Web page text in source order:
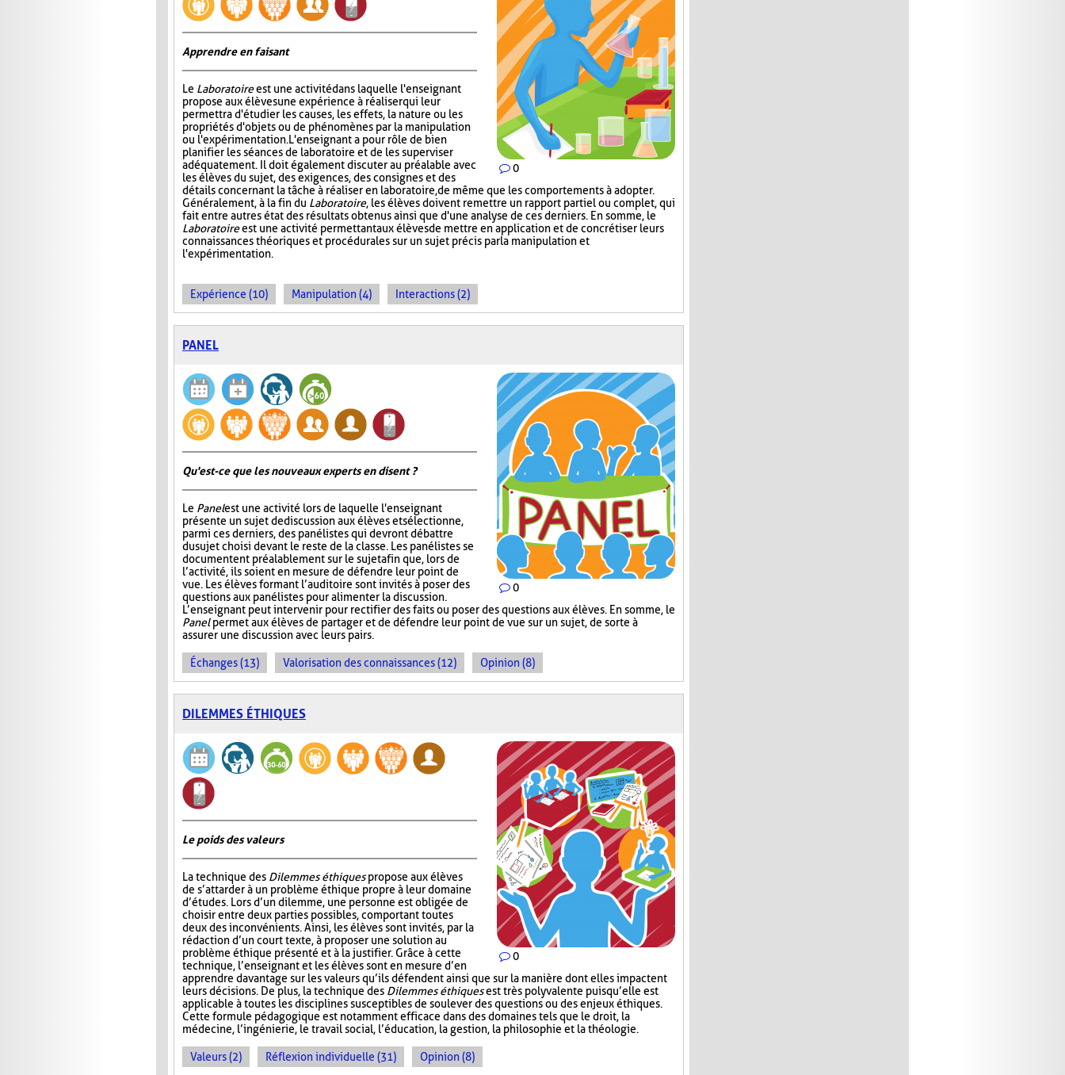
0
Apprendre en faisant
Le Laboratoireest une activité dans laquelle l'enseignant
propose aux élèves une expérience à réaliser qui leur
permettra d'étudier les causes, les effets, la nature ou les
propriétés d'objets ou de phénomènes par la manipulation
ou l'expérimentation. L'enseignant a pour rôle de bien
planifier les séances de laboratoire et de les superviser
adéquatement. Il doit également discuter au préalable avec
les élèves du sujet, des exigences, des consignes et des
détails concernant la tâche à réaliser en laboratoire, de même que les comportements à adopter.
Généralement, à la fin du Laboratoire, les élèves doivent remettre un rapport partiel ou complet, qui
fait entre autres état des résultats obtenus ainsi que d'une analyse de ces derniers. En somme, le
Laboratoireest une activité permettant aux élèves de mettre en application et de concrétiser leurs
connaissances théoriques et procédurales sur un sujet précis par la manipulation et
l'expérimentation.
Expérience (10) Manipulation (4) Interactions (2)
PANEL
0
Qu'est-ce que les nouveaux experts en disent ?
Le Panelest une activité lors de laquelle l'enseignant
présente un sujet de discussion aux élèves et sélectionne,
parmi ces derniers, des panélistes qui devront débattre
du sujet choisi devant le reste de la classe. Les panélistes se
documentent préalablement sur le sujet afin que, lors de
l’activité, ils soient en mesure de défendre leur point de
vue. Les élèves formant l’auditoire sont invités à poser des
questions aux panélistes pour alimenter la discussion.
L’enseignant peut intervenir pour rectifier des faits ou poser des questions aux élèves. En somme, le
Panelpermet aux élèves de partager et de défendre leur point de vue sur un sujet, de sorte à
assurer une discussion avec leurs pairs.
Échanges (13) Valorisation des connaissances (12) Opinion (8)
DILEMMES ÉTHIQUES
0
Le poids des valeurs
La technique des Dilemmes éthiquespropose aux élèves
de s’attarder à un problème éthique propre à leur domaine
d’études. Lors d’un dilemme, une personne est obligée de
choisir entre deux parties possibles, comportant toutes
deux des inconvénients. Ainsi, les élèves sont invités, par la
rédaction d’un court texte, à proposer une solution au
problème éthique présenté et à la justifier. Grâce à cette
technique, l’enseignant et les élèves sont en mesure d’en
apprendre davantage sur les valeurs qu’ils défendent ainsi que sur la manière dont elles impactent
leurs décisions. De plus, la technique des Dilemmes éthiquesest très polyvalente puisqu’elle est
applicable à toutes les disciplines susceptibles de soulever des questions ou des enjeux éthiques.
Cette formule pédagogique est notamment efficace dans des domaines tels que le droit, la
médecine, l’ingénierie, le travail social, l’éducation, la gestion, la philosophie et la théologie.
Valeurs (2) Réflexion individuelle (31) Opinion (8)